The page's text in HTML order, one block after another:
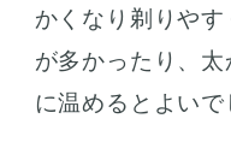
かくなり剃りや
が多かったり、
に温めるとよいで